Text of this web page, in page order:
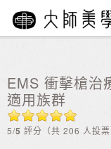
EMS 衝擊槍治
適用族群
5/5 評分（共 206 人投票